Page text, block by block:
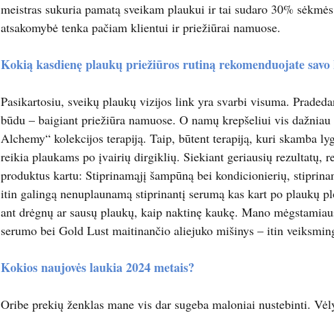
meistras sukuria pamatą sveikam plaukui ir tai sudaro 30%
atsakomybė tenka pačiam klientui ir priežiūrai namuose.
Kokią kasdienę plaukų priežiūros rutiną rekomenduojate savo
Pasikartosiu, sveikų plaukų vizijos link yra svarbi visuma.
būdu – baigiant priežiūra namuose. O namų krepšeliui vis
Alchemy“ kolekcijos terapiją. Taip, būtent terapiją, kuri skamba
reikia plaukams po įvairių dirgiklių. Siekiant geriausių rezultatų,
produktus kartu: Stiprinamąjį šampūną bei kondicionierių,
itin galingą nenuplaunamą stiprinantį serumą kas kart po plaukų
ant drėgnų ar sausų plaukų, kaip naktinę kaukę. Mano
serumo bei Gold Lust maitinančio aliejuko mišinys – itin
Kokios naujovės laukia 2024 metais?
Oribe prekių ženklas mane vis dar sugeba maloniai nustebinti.